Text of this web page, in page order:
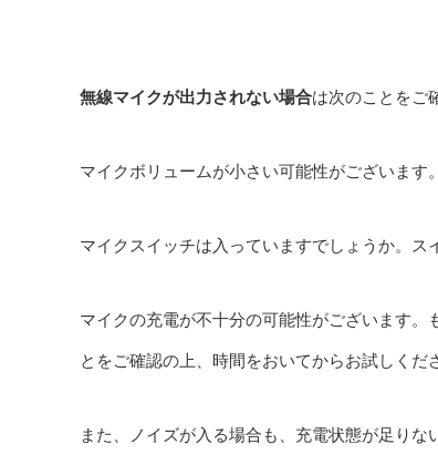
無線マイクが出力されない場合は次のことをご
マイクボリュームが小さい可能性がございます
マイクスイッチは入っていますでしょうか。ス
マイクの充電が不十分の可能性がございます
とをご確認の上、時間をおいてからお試しくだ
また、ノイズが入る場合も、充電状態が足り